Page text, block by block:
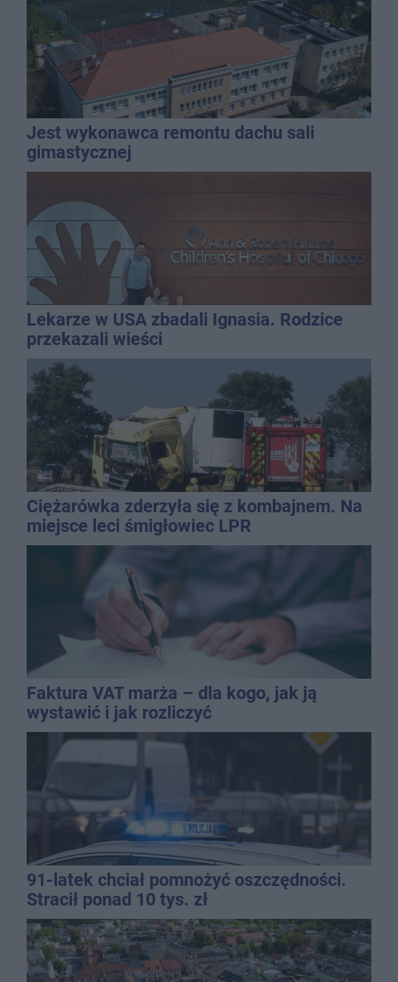
Jest wykonawca remontu dachu sali
gimastycznej
Lekarze w USA zbadali Ignasia. Rodzice
przekazali wieści
Ciężarówka zderzyła się z kombajnem. Na
miejsce leci śmigłowiec LPR
Faktura VAT marża – dla kogo, jak ją
wystawić i jak rozliczyć
91-latek chciał pomnożyć oszczędności.
Stracił ponad 10 tys. zł